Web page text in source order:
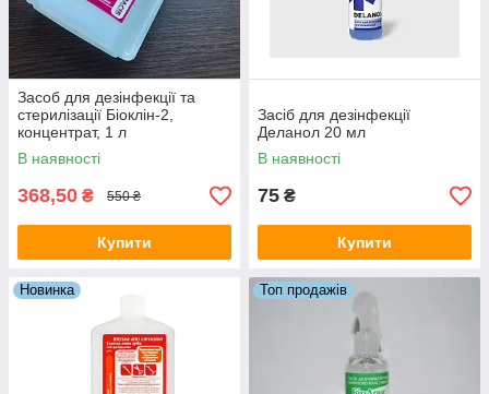
Засоб для дезінфекції та
стерилізації Біоклін-2,
концентрат, 1 л
В наявності
368,50 ₴ 550 ₴
Купити
Засіб для дезінфекції
Деланол 20 мл
В наявності
75 ₴
Купити
Новинка Топ продажів